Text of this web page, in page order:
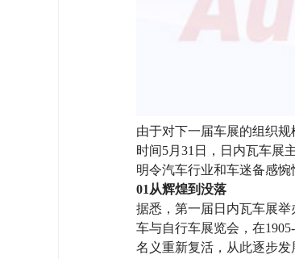
由于对下一届车展的组织
时间5月31日，日内瓦车展
明令汽车行业和车迷备感惋
01从辉煌到没落
据悉，第一届日内瓦车展
车与自行车展览会，在
名义重新复活，从此逐步发